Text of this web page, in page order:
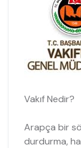
Vakıf Nedir?
Arapça bir
durdurma,